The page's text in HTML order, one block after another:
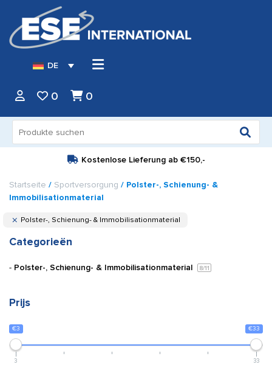
DE
0 0
nach:
Kostenlose Lieferung ab €150,-
Startseite / Sportversorgung / Polster-, Schienung- &
Immobilisationmaterial
Polster-, Schienung- & Immobilisationmaterial
Categorieën
Polster-, Schienung- & Immobilisationmaterial 8/11
Prijs
€3 €33
3 33